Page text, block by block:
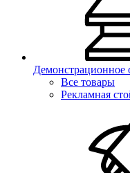
Демонстрационное
Все товары
Рекламная